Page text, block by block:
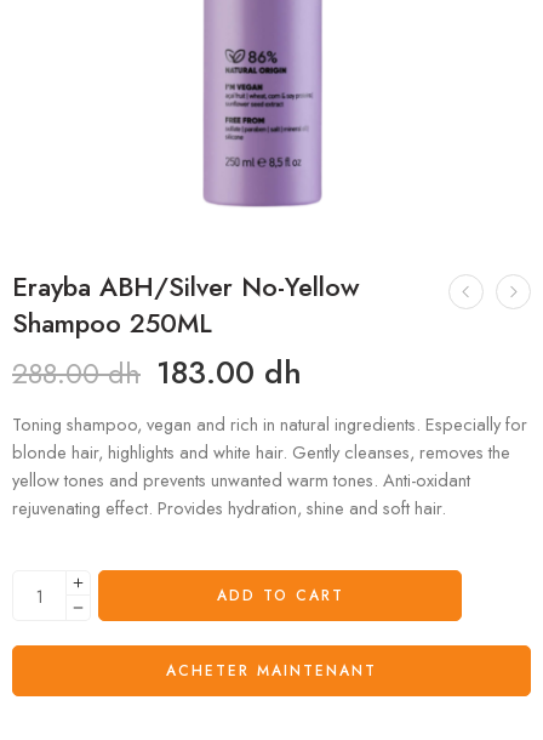
Erayba ABH/Silver No-Yellow
Shampoo 250ML
288.00dh 183.00 dh
Toning shampoo, vegan and rich in natural ingredients. Especially for
blonde hair, highlights and white hair. Gently cleanses, removes the
yellow tones and prevents unwanted warm tones. Anti-oxidant
rejuvenating effect. Provides hydration, shine and soft hair.
ADD TO CART
ACHETER MAINTENANT